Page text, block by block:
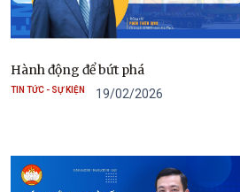
Hành động để bứt phá
TIN TỨC - SỰ KIỆN 19/02/2026